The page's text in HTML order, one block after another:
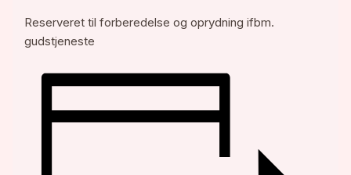
Reserveret til forberedelse og oprydning ifbm.
gudstjeneste